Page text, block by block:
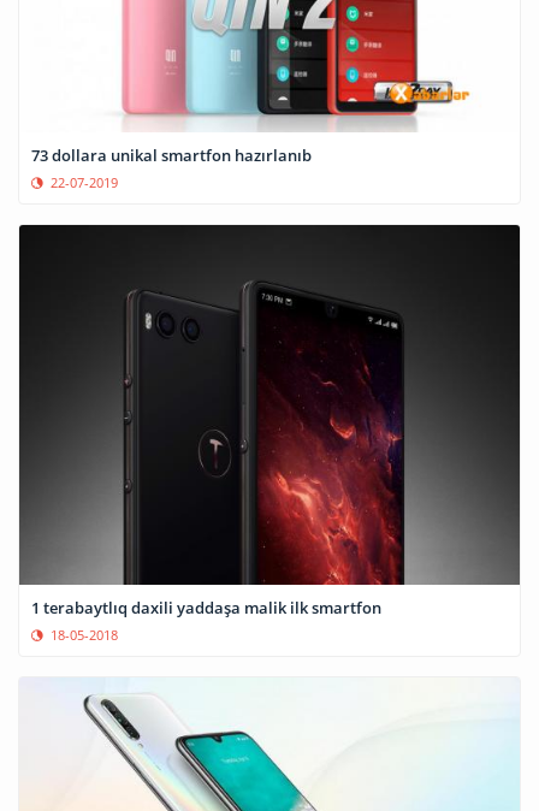
73 dollara unikal smartfon hazırlanıb
22-07-2019
1 terabaytlıq daxili yaddaşa malik ilk smartfon
18-05-2018